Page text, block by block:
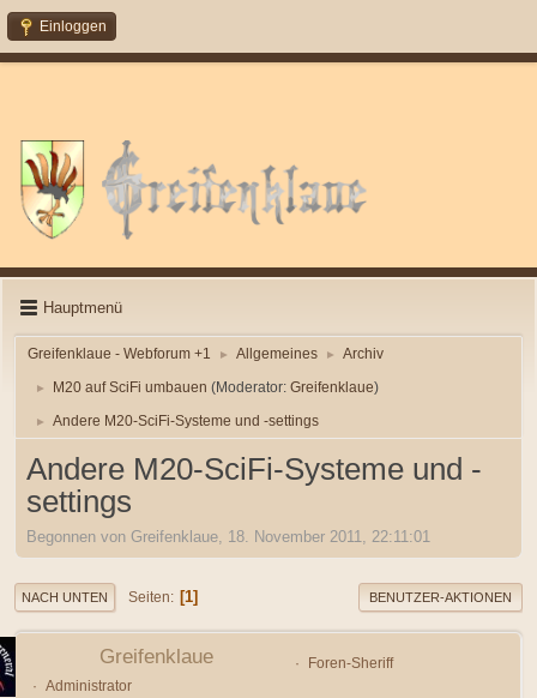
Einloggen
Hauptmenü
Greifenklaue - Webforum +1 ► Allgemeines ► Archiv
► M20 auf SciFi umbauen (Moderator: Greifenklaue)
► Andere M20-SciFi-Systeme und -settings
Andere M20-SciFi-Systeme und -
settings
Begonnen von Greifenklaue, 18. November 2011, 22:11:01
NACH UNTEN Seiten 1 BENUTZER-AKTIONEN
Greifenklaue
Foren-Sheriff
Administrator